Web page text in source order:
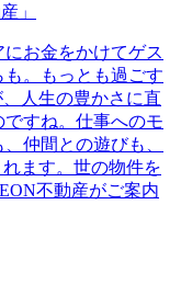
」
お金をかけてゲス
も。もっとも過ごす
人生の豊かさに直
すね。仕事へのモ
仲間との遊びも、
ます。世の物件を
不動産がご案内